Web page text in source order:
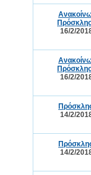
16/2/
16/2/
14/2/
14/2/